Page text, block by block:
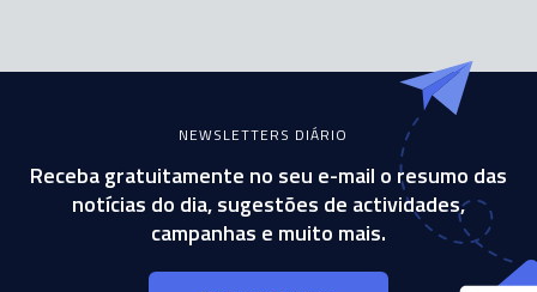
NEWSLETTERS DIÁRIO
Receba gratuitamente no seu e-mail o resumo das
notícias do dia, sugestões de actividades,
campanhas e muito mais.